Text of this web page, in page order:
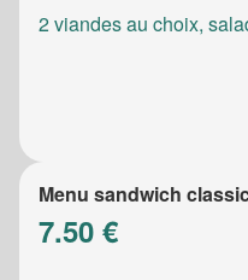
2 viandes au choix,
Menu sandwich
7.50 €